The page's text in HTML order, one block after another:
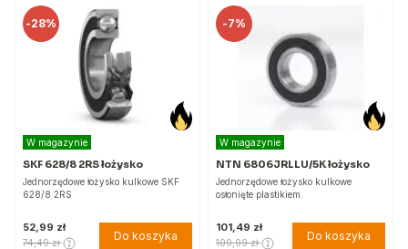
-28%
W magazynie
SKF 628/8 2RS łożysko
Jednorzędowe łożysko kulkowe SKF
628/8 2RS
52,99 zł
74,49 zł Do koszyka
-7%
W magazynie
NTN 6806JRLLU/5K łożysko
Jednorzędowe łożysko kulkowe
osłonięte plastikiem.
101,49 zł
109,99 zł Do koszyka